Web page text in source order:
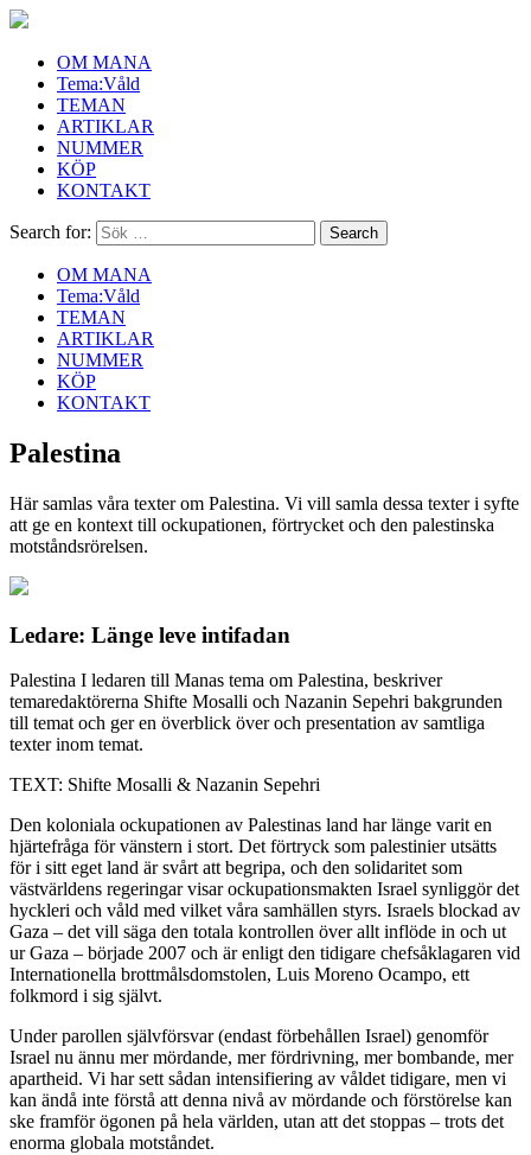
OM MANA
Tema:Våld
TEMAN
ARTIKLAR
NUMMER
KÖP
KONTAKT
Search for:
OM MANA
Tema:Våld
TEMAN
ARTIKLAR
NUMMER
KÖP
KONTAKT
Palestina
Här samlas våra texter om Palestina. Vi vill samla dessa texter i syfte
att ge en kontext till ockupationen, förtrycket och den palestinska
motståndsrörelsen.
Ledare: Länge leve intifadan
Palestina I ledaren till Manas tema om Palestina, beskriver
temaredaktörerna Shifte Mosalli och Nazanin Sepehri bakgrunden
till temat och ger en överblick över och presentation av samtliga
texter inom temat.
TEXT: Shifte Mosalli & Nazanin Sepehri
Den koloniala ockupationen av Palestinas land har länge varit en
hjärtefråga för vänstern i stort. Det förtryck som palestinier utsätts
för i sitt eget land är svårt att begripa, och den solidaritet som
västvärldens regeringar visar ockupationsmakten Israel synliggör det
hyckleri och våld med vilket våra samhällen styrs. Israels blockad av
Gaza – det vill säga den totala kontrollen över allt inflöde in och ut
ur Gaza – började 2007 och är enligt den tidigare chefsåklagaren vid
Internationella brottmålsdomstolen, Luis Moreno Ocampo, ett
folkmord i sig självt.
Under parollen självförsvar (endast förbehållen Israel) genomför
Israel nu ännu mer mördande, mer fördrivning, mer bombande, mer
apartheid. Vi har sett sådan intensifiering av våldet tidigare, men vi
kan ändå inte förstå att denna nivå av mördande och förstörelse kan
ske framför ögonen på hela världen, utan att det stoppas – trots det
enorma globala motståndet.